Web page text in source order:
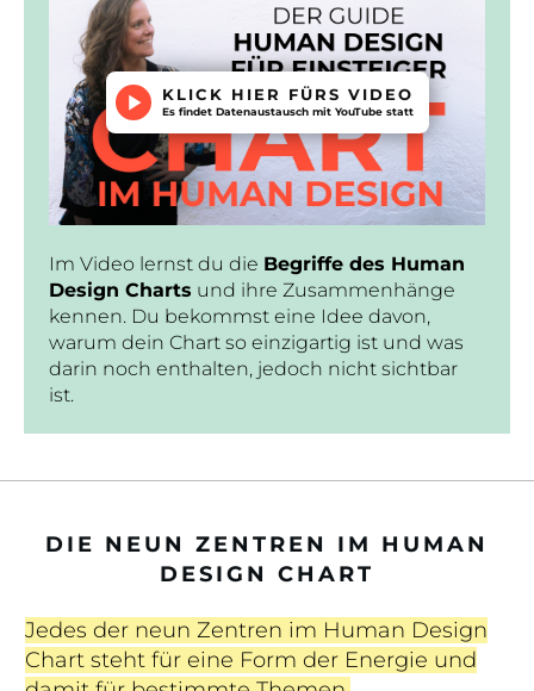
KLICK HIER FÜRS VIDEO
Es findet Datenaustausch mit YouTube statt
Im Video lernst du die Begriffe des Human
Design Charts und ihre Zusammenhänge
kennen. Du bekommst eine Idee davon,
warum dein Chart so einzigartig ist und was
darin noch enthalten, jedoch nicht sichtbar
ist.
DIE NEUN ZENTREN IM HUMAN
DESIGN CHART
Jedes der neun Zentren im Human Design
Chart steht für eine Form der Energie und